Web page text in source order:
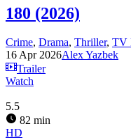
180 (2026)
Crime, Drama, Thriller, TV
16 Apr 2026Alex Yazbek
Trailer
Watch
5.5
82 min
HD